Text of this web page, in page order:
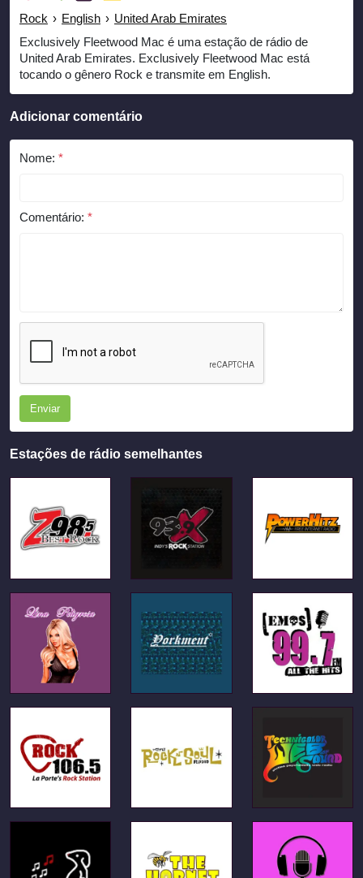
Rock › English › United Arab Emirates
Exclusively Fleetwood Mac é uma estação de rádio de
United Arab Emirates. Exclusively Fleetwood Mac está
tocando o gênero Rock e transmite em English.
Adicionar comentário
Nome: *
Comentário: *
Enviar
Estações de rádio semelhantes